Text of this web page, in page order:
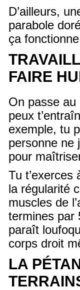
D’ailleurs,
parabole
ça
FAIRE
On passe
peux
exemple, tu
personne ne
pour
Tu
la régularité
muscles de
termines par
paraît
corps droit
LA